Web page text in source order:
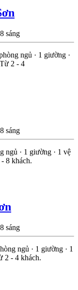
1
Đồng
Đò
sáng
ngủ · 1 giường ·
2 - 4
sáng
ngủ · 1 giường · 1 vệ
8 khách.
Đồng
Đò
Sóc
sáng
ngủ · 1 giường · 1
2 - 4 khách.